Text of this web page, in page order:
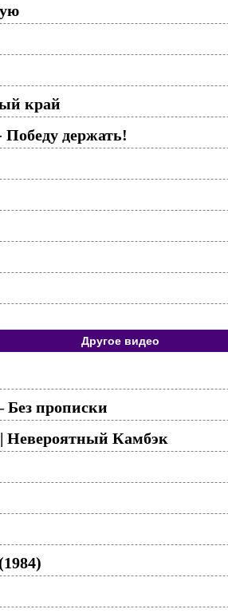
край
держать!
Другое видео
прописки
Невероятный Камбэк